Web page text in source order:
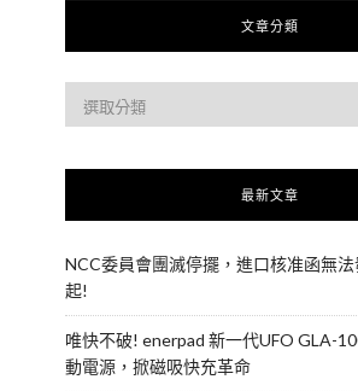
文章分類
最新文章
NCC委員會團滅停擺，進口核准函無
起!
唯快不破! enerpad 新一代UFO GLA-
動電源，掀磁吸快充革命